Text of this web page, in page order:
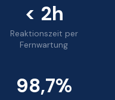
< 2h
Reaktionszeit per
Fernwartung
98,7%